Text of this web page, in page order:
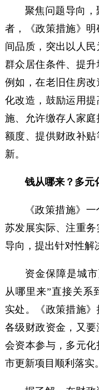
聚焦问题导向
者，《政策措施》
间品质，突出以人
群众居住条件、提升
例如，在老旧住房
化改造，鼓励运用
施、允许缴存人家
额度、提供财政补
新。
钱从哪来？多元
《政策措施》
苏发展实际、注重
导向，提出针对性解
资金保障是城
从哪里来”直接关系
实处。《政策措施
各级财政资金，又
会资本参与，多元
市更新项目顺利落实。